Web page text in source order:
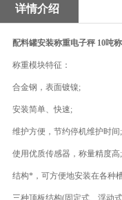
详情介绍
配料罐安装称重电子秤 10吨
称重模块特征：
合金钢，表面镀镍;
安装简单、快速;
维护方便，节约停机维护时间;
使用优质传感器，称量精度高;
结构*，可方便地安装在各种
三种顶板结构(固定式、浮动式